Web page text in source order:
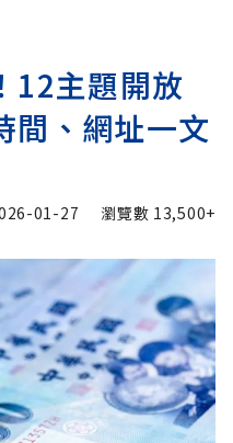
12主題開放
間、網址一文
01-27 瀏覽數 13,500+